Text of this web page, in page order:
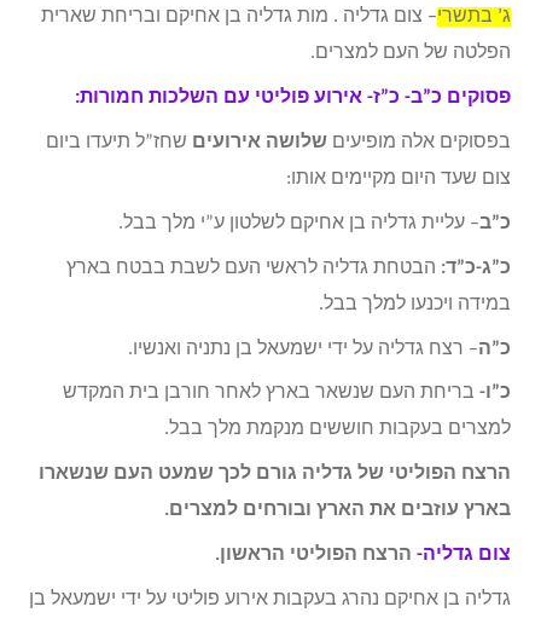
ג’ בתשרי– צום גדליה . מות גדליה בן אחיקם ובריחת שארית
הפלטה של העם למצרים.
פסוקים כ”ב- כ”ז- אירוע פוליטי עם השלכות חמורות:
בפסוקים אלה מופיעים שלושה אירועים שחז”ל תיעדו ביום
צום שעד היום מקיימים אותו:
כ”ב– עליית גדליה בן אחיקם לשלטון ע”י מלך בבל.
כ”ג-כ”ד: הבטחת גדליה לראשי העם לשבת בבטח בארץ
במידה ויכנעו למלך בבל.
כ”ה– רצח גדליה על ידי ישמעאל בן נתניה ואנשיו.
כ”ו- בריחת העם שנשאר בארץ לאחר חורבן בית המקדש
למצרים בעקבות חוששים מנקמת מלך בבל.
הרצח הפוליטי של גדליה גורם לכך שמעט העם שנשארו
בארץ עוזבים את הארץ ובורחים למצרים.
צום גדליה- הרצח הפוליטי הראשון.
גדליה בן אחיקם נהרג בעקבות אירוע פוליטי על ידי ישמעאל בן